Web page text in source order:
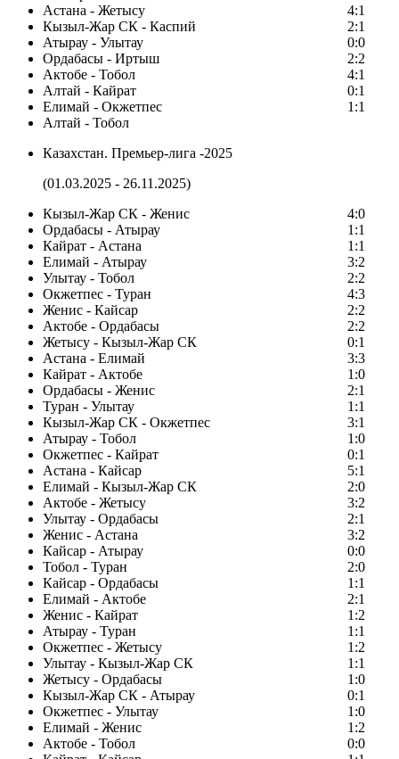
Астана - Жетысу
4:1
Кызыл-Жар СК - Каспий
2:1
Атырау - Улытау
0:0
Ордабасы - Иртыш
2:2
Актобе - Тобол
4:1
Алтай - Кайрат
0:1
Елимай - Окжетпес
1:1
Алтай - Тобол
Казахстан. Премьер-лига -2025
(01.03.2025 - 26.11.2025)
Кызыл-Жар СК - Женис
4:0
Ордабасы - Атырау
1:1
Кайрат - Астана
1:1
Елимай - Атырау
3:2
Улытау - Тобол
2:2
Окжетпес - Туран
4:3
Женис - Кайсар
2:2
Актобе - Ордабасы
2:2
Жетысу - Кызыл-Жар СК
0:1
Астана - Елимай
3:3
Кайрат - Актобе
1:0
Ордабасы - Женис
2:1
Туран - Улытау
1:1
Кызыл-Жар СК - Окжетпес
3:1
Атырау - Тобол
1:0
Окжетпес - Кайрат
0:1
Астана - Кайсар
5:1
Елимай - Кызыл-Жар СК
2:0
Актобе - Жетысу
3:2
Улытау - Ордабасы
2:1
Женис - Астана
3:2
Кайсар - Атырау
0:0
Тобол - Туран
2:0
Кайсар - Ордабасы
1:1
Елимай - Актобе
2:1
Женис - Кайрат
1:2
Атырау - Туран
1:1
Окжетпес - Жетысу
1:2
Улытау - Кызыл-Жар СК
1:1
Жетысу - Ордабасы
1:0
Кызыл-Жар СК - Атырау
0:1
Окжетпес - Улытау
1:0
Елимай - Женис
1:2
Актобе - Тобол
0:0